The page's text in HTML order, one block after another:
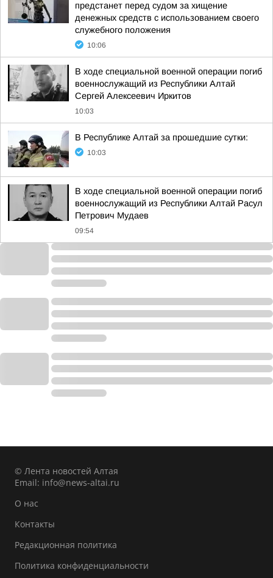
предстанет перед судом за хищение
денежных средств с использованием своего
служебного положения
10:06
В ходе специальной военной операции погиб
военнослужащий из Республики Алтай
Сергей Алексеевич Иркитов
10:03
В Республике Алтай за прошедшие сутки:
10:03
В ходе специальной военной операции погиб
военнослужащий из Республики Алтай Расул
Петрович Мудаев
09:54
© Лента новостей Алтая
Email: info@news-altai.ru
О нас
Контакты
Редакционная политика
Политика конфиденциальности